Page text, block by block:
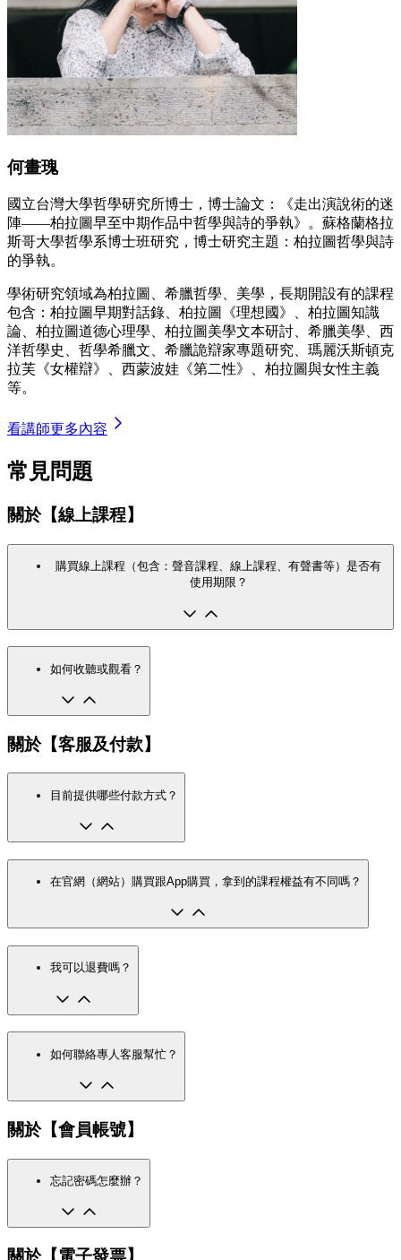
何畫瑰
國立台灣大學哲學研究所博士，博士論文：《走出演說術的迷
陣——柏拉圖早至中期作品中哲學與詩的爭執》。蘇格蘭格拉
斯哥大學哲學系博士班研究，博士研究主題：柏拉圖哲學與詩
的爭執。
學術研究領域為柏拉圖、希臘哲學、美學，長期開設有的課程
包含：柏拉圖早期對話錄、柏拉圖《理想國》、柏拉圖知識
論、柏拉圖道德心理學、柏拉圖美學文本研討、希臘美學、西
洋哲學史、哲學希臘文、希臘詭辯家專題研究、瑪麗沃斯頓克
拉芙《女權辯》、西蒙波娃《第二性》、柏拉圖與女性主義
等。
看講師更多內容
常見問題
關於【線上課程】
購買線上課程（包含：聲音課程、線上課程、有聲書等）是否有
使用期限？
如何收聽或觀看？
關於【客服及付款】
目前提供哪些付款方式？
在官網（網站）購買跟App購買，拿到的課程權益有不同嗎？
我可以退費嗎？
如何聯絡專人客服幫忙？
關於【會員帳號】
忘記密碼怎麼辦？
關於【電子發票】